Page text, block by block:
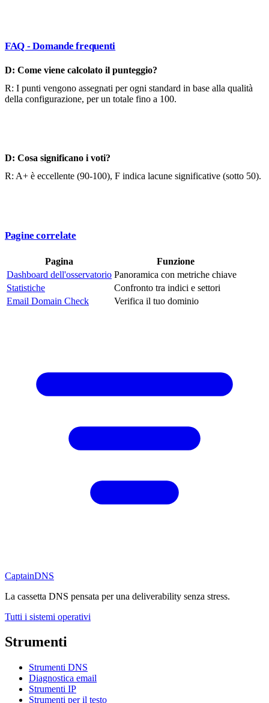
FAQ - Domande frequenti
D: Come viene calcolato il punteggio?
R: I punti vengono assegnati per ogni standard in base alla qualità
della configurazione, per un totale fino a 100.
D: Cosa significano i voti?
R: A+ è eccellente (90-100), F indica lacune significative (sotto 50).
Pagine correlate
Pagina
Funzione
Dashboard dell'osservatorio Panoramica con metriche chiave
Statistiche
Confronto tra indici e settori
Email Domain Check
Verifica il tuo dominio
CaptainDNS
La cassetta DNS pensata per una deliverability senza stress.
Tutti i sistemi operativi
Strumenti
Strumenti DNS
Diagnostica email
Strumenti IP
Strumenti per il testo